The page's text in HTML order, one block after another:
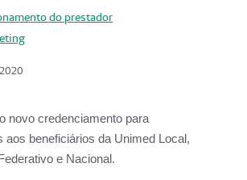
do prestador
novo credenciamento para
aos beneficiários da Unimed Local,
e Nacional.